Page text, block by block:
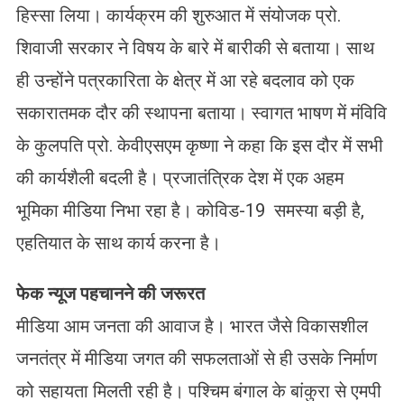
हिस्सा लिया। कार्यक्रम की शुरुआत में संयोजक प्रो.
शिवाजी सरकार ने विषय के बारे में बारीकी से बताया। साथ
ही उन्होंने पत्रकारिता के क्षेत्र में आ रहे बदलाव को एक
सकारातमक दौर की स्थापना बताया। स्वागत भाषण में मंविवि
के कुलपति प्रो. केवीएसएम कृष्णा ने कहा कि इस दौर में सभी
की कार्यशैली बदली है। प्रजातंत्रिक देश में एक अहम
भूमिका मीडिया निभा रहा है। कोविड-19 समस्या बड़ी है,
एहतियात के साथ कार्य करना है।
फेक न्यूज पहचानने की जरूरत
मीडिया आम जनता की आवाज है। भारत जैसे विकासशील
जनतंत्र में मीडिया जगत की सफलताओं से ही उसके निर्माण
को सहायता मिलती रही है। पश्चिम बंगाल के बांकुरा से एमपी